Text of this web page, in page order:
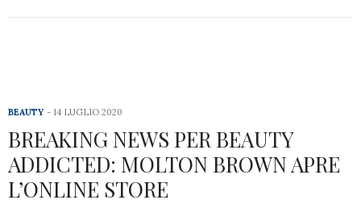
BEAUTY 14 LUGLIO 2020
BREAKING NEWS PER BEAUTY
ADDICTED: MOLTON BROWN APRE
L’ONLINE STORE